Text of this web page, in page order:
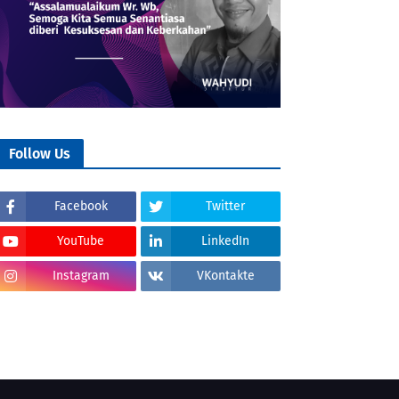
Follow Us
Facebook Twitter
YouTube LinkedIn
Instagram VKontakte